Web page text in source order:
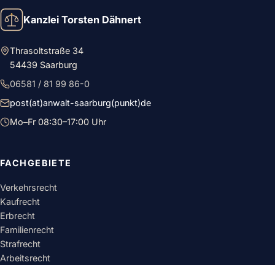
Kanzlei Torsten Dähnert
Thrasoltstraße 34
54439 Saarburg
06581 / 81 99 86-0
post(at)anwalt-saarburg(punkt)de
Mo–Fr 08:30–17:00 Uhr
FACHGEBIETE
Verkehrsrecht
Kaufrecht
Erbrecht
Familienrecht
Strafrecht
Arbeitsrecht